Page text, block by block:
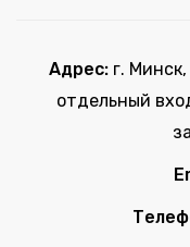
Адрес:г. Минск,
отдельный